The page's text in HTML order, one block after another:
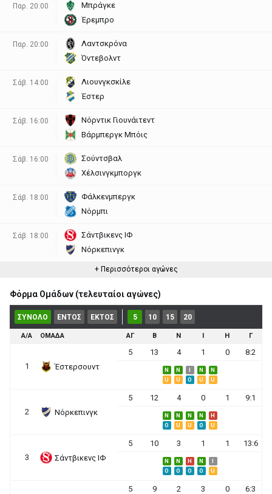
Παρ. 20:00
Μπράγκε
Έρεμπρο
Παρ. 20:00
Λαντσκρόνα
Όντεβολντ
Σάβ. 14:00
Λιουνγκσκίλε
Έστερ
Σάβ. 16:00
Νόρντικ Γιουνάιτεντ
Βάρμπεργκ Μπόις
Σάβ. 16:00
Σούντσβαλ
Χέλσινγκμποργκ
Σάβ. 18:00
Φάλκενμπεργκ
Νόρμπι
Σάβ. 18:00
Σάντβικενς ΙΦ
Νόρκεπινγκ
+ Περισσότεροι αγώνες
Φόρμα Ομάδων (τελευταίοι αγώνες)
ΣΥΝΟΛΟ ΕΝΤΟΣ ΕΚΤΟΣ 5 10 15 20
Α/Α ΟΜΑΔΑ ΑΓ Β Ν Ι Η Γ
1 Έστερσουντ
5 13 4 1 0 8:2
N N N
N
U
U O U U
2 Νόρκεπινγκ
5 12 4 0 1 9:1
N N N N
H
O
U U O U
3 Σάντβικενς ΙΦ
5 10 3 1 1 13:6
N N H N
O
O O O U
5 9 2 3 0 6:3